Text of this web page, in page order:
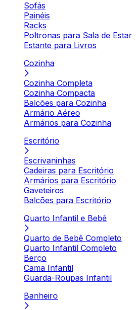
Sofás
Painéis
Racks
Poltronas para Sala de Estar
Estante para Livros
Cozinha
Cozinha Completa
Cozinha Compacta
Balcões para Cozinha
Armário Aéreo
Armários para Cozinha
Escritório
Escrivaninhas
Cadeiras para Escritório
Armários para Escritório
Gaveteiros
Balcões para Escritório
Quarto Infantil e Bebê
Quarto de Bebê Completo
Quarto Infantil Completo
Berço
Cama Infantil
Guarda-Roupas Infantil
Banheiro